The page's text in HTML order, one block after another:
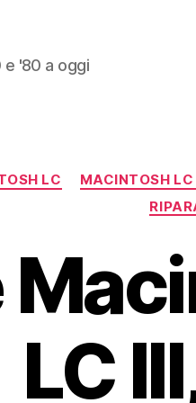
e '80 a oggi
LC MACINTOSH
LC